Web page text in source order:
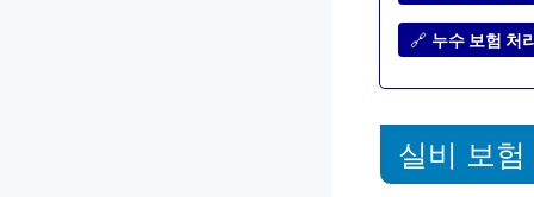
🔗 누수 보험 처
실비 보